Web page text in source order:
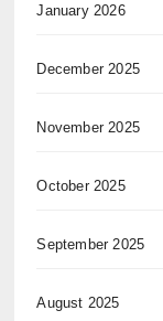
January 2026
December 2025
November 2025
October 2025
September 2025
August 2025